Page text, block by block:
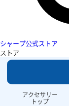
シャープ公式ストア
ストア
アクセサリー
トップ